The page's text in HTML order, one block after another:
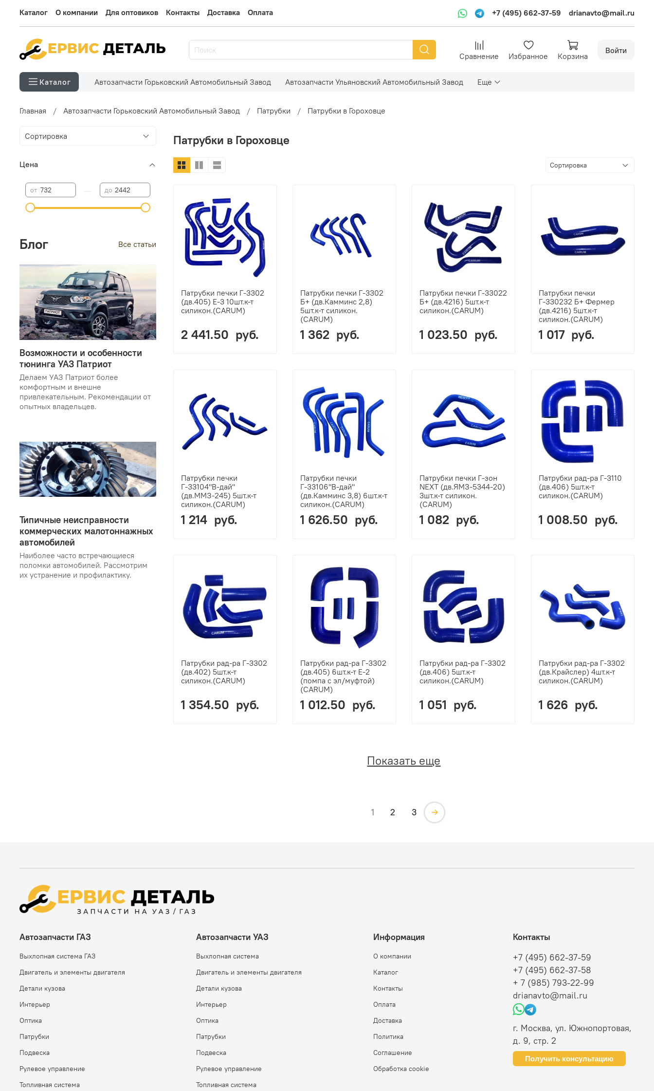
Каталог О компании Для оптовиков Контакты Доставка Оплата +7 (495) 662-37-59 drianavto@mail.ru
Сравнение Избранное Корзина
Войти
Каталог Автозапчасти Горьковский Автомобильный Завод Автозапчасти Ульяновский Автомобильный Завод Еще
Главная Автозапчасти Горьковский Автомобильный Завод Патрубки Патрубки в Гороховце
Патрубки в Гороховце
Патрубки печки Г-3302
(дв.405) Е-3 10шт.к-т
силикон.(CARUM)
2 441.50 руб.
Патрубки печки Г-3302
Б+ (дв.Камминс 2,8)
5шт.к-т силикон.
(CARUM)
1 362 руб.
Патрубки печки Г-33022
Б+ (дв.4216) 5шт.к-т
силикон.(CARUM)
1 023.50 руб.
Патрубки печки
Г-330232 Б+ Фермер
(дв.4216) 5шт.к-т
силикон.(CARUM)
1 017 руб.
Патрубки печки
Г-33104"В-дай"
(дв.ММЗ-245) 5шт.к-т
силикон.(CARUM)
1 214 руб.
Патрубки печки
Г-33106"В-дай"
(дв.Камминс 3,8) 6шт.к-т
силикон.(CARUM)
1 626.50 руб.
Патрубки печки Г-зон
NEXT (дв.ЯМЗ-5344-20)
3шт.к-т силикон.
(CARUM)
1 082 руб.
Патрубки рад-ра Г-3110
(дв.406) 5шт.к-т
силикон.(CARUM)
1 008.50 руб.
Патрубки рад-ра Г-3302
(дв.402) 5шт.к-т
силикон.(CARUM)
1 354.50 руб.
Патрубки рад-ра Г-3302
(дв.405) 6шт.к-т Е-2
(помпа с эл/муфтой)
(CARUM)
1 012.50 руб.
Патрубки рад-ра Г-3302
(дв.406) 5шт.к-т
силикон.(CARUM)
1 051 руб.
Патрубки рад-ра Г-3302
(дв.Крайслер) 4шт.к-т
силикон.(CARUM)
1 626 руб.
Показать еще
1 2 3
Цена
от до
Блог Все статьи
Возможности и особенности
тюнинга УАЗ Патриот
Делаем УАЗ Патриот более
комфортным и внешне
привлекательным. Рекомендации от
опытных владельцев.
Типичные неисправности
коммерческих малотоннажных
автомобилей
Наиболее часто встречающиеся
поломки автомобилей. Рассмотрим
их устранение и профилактику.
Автозапчасти ГАЗ
Выхлопная система ГАЗ
Двигатель и элементы двигателя
Детали кузова
Интерьер
Оптика
Патрубки
Подвеска
Рулевое управление
Топливная система
Автозапчасти УАЗ
Выхлопная система
Двигатель и элементы двигателя
Детали кузова
Интерьер
Оптика
Патрубки
Подвеска
Рулевое управление
Топливная система
Информация
О компании
Каталог
Контакты
Оплата
Доставка
Политика
Соглашение
Обработка cookie
Контакты
+7 (495) 662-37-59
+7 (495) 662-37-58
+ 7 (985) 793-22-99
drianavto@mail.ru
г. Москва, ул. Южнопортовая,
д. 9, стр. 2
Получить консультацию